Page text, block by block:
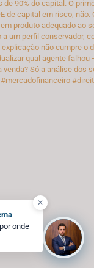
✕
onde